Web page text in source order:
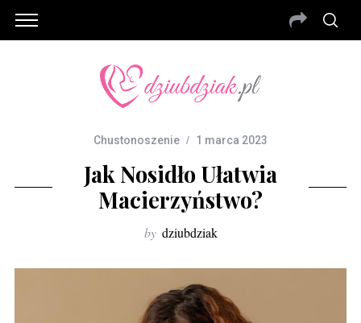
Chustonoszenie 1 marca 2023
Jak Nosidło Ułatwia
Macierzyństwo?
by dziubdziak